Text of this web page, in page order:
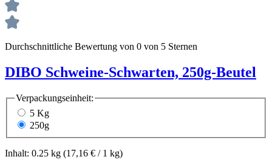
Durchschnittliche Bewertung von 0 von 5 Sternen
DIBO Schweine-Schwarten, 250g-Beutel
Verpackungseinheit:
5 Kg
250g
Inhalt: 0.25 kg (17,16 € / 1 kg)